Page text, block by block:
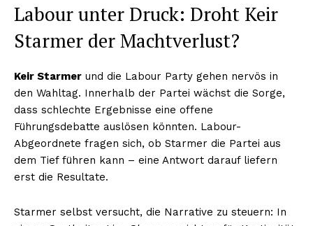
Labour unter Druck: Droht Keir
Starmer der Machtverlust?
Keir Starmer und die Labour Party gehen nervös in
den Wahltag. Innerhalb der Partei wächst die Sorge,
dass schlechte Ergebnisse eine offene
Führungsdebatte auslösen könnten. Labour-
Abgeordnete fragen sich, ob Starmer die Partei aus
dem Tief führen kann – eine Antwort darauf liefern
erst die Resultate.
Starmer selbst versucht, die Narrative zu steuern: In